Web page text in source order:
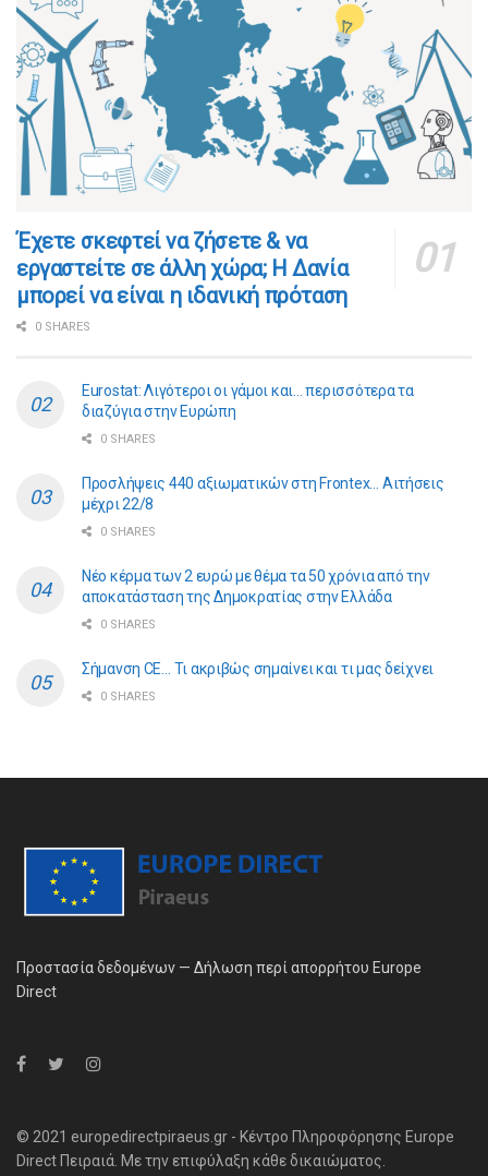
​​Έχετε σκεφτεί να ζήσετε & να
εργαστείτε σε άλλη χώρα; Η Δανία
μπορεί να είναι η ιδανική πρόταση
0 SHARES
Eurostat: Λιγότεροι οι γάμοι και… περισσότερα τα
διαζύγια στην Ευρώπη
0 SHARES
Προσλήψεις 440 αξιωματικών στη Frontex… Αιτήσεις
μέχρι 22/8
0 SHARES
Νέο κέρμα των 2 ευρώ με θέμα τα 50 χρόνια από την
αποκατάσταση της Δημοκρατίας στην Ελλάδα
0 SHARES
Σήμανση CE… Τι ακριβώς σημαίνει και τι μας δείχνει
0 SHARES
Προστασία δεδομένων — Δήλωση περί απορρήτου Europe
Direct
© 2021 europedirectpiraeus.gr - Κέντρο Πληροφόρησης Europe
Direct Πειραιά. Με την επιφύλαξη κάθε δικαιώματος.